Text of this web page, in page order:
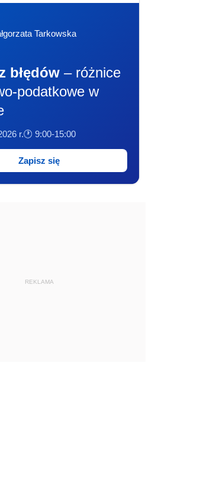
Tarkowska
błędów – różnice
podatkowe w
r.🕐 9:00-15:00
Zapisz się
REKLAMA